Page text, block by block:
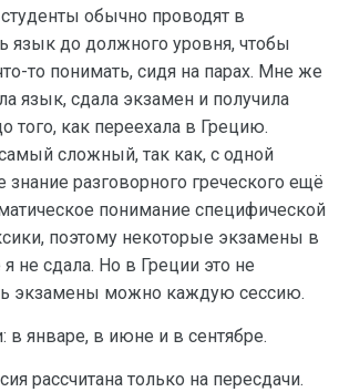
обычно проводят в
язык до должного уровня, чтобы
то понимать, сидя на парах. Мне же
язык, сдала экзамен и получила
того, как переехала в Грецию.
сложный, так как, с одной
разговорного греческого ещё
понимание специфической
поэтому некоторые экзамены в
не сдала. Но в Греции это не
экзамены можно каждую сессию.
в январе, в июне и в сентябре.
рассчитана только на пересдачи.